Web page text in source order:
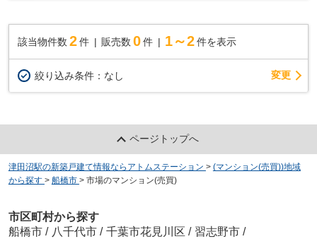
該当物件数 2件 販売数 0 件 1～2 件を表示
絞り込み条件： なし 変更
ページトップへ
津田沼駅の新築戸建て情報ならアトムステーション > (マンション(売買))地域
から探す > 船橋市 > 市場のマンション(売買)
市区町村から探す
船橋市 / 八千代市 / 千葉市花見川区 / 習志野市 /